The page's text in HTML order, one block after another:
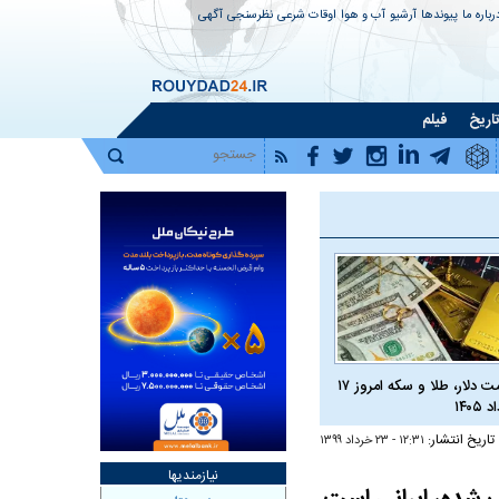
ما پیوندها آرشیو آب و هوا اوقات شرعی نظرسنجی آگهی
تاریخ فیلم
قیمت دلار، طلا و سکه امروز ۱۷
تاریخ انتشار: ۱۲:۳۱ - ۲۳ خرداد ۱۳۹۹
نیازمندیها